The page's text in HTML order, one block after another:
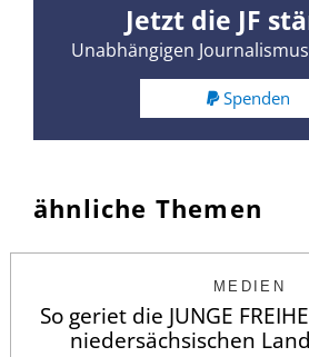
Jetzt die JF
Unabhängigen
Spenden
ähnliche Themen
MEDIEN
So geriet die JUNGE
niedersächsischen